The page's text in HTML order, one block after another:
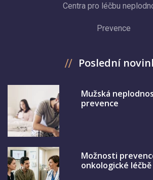
Centra pro léčbu
Prevence
Poslední
Mužská
prevence
Možnosti
onkologické léčbě